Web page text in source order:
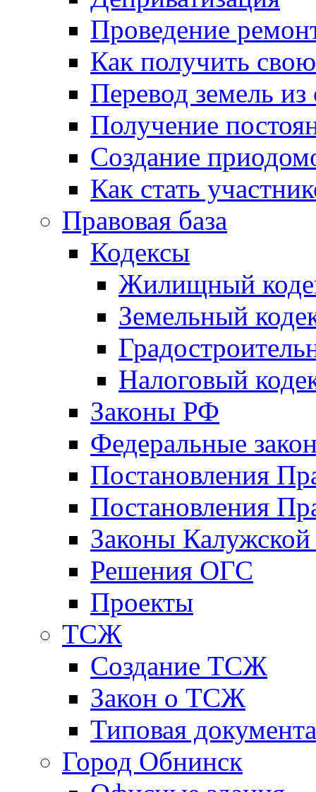
Проведение
Как получить
Перевод земель
Получение
Создание
Как стать
Правовая база
Кодексы
Жилищный
Земельный
Налоговый
Законы РФ
Федеральные
Постановления
Постановления
Законы Калужской
Решения ОГС
Проекты
ТСЖ
Создание ТСЖ
Закон о ТСЖ
Типовая
Город Обнинск